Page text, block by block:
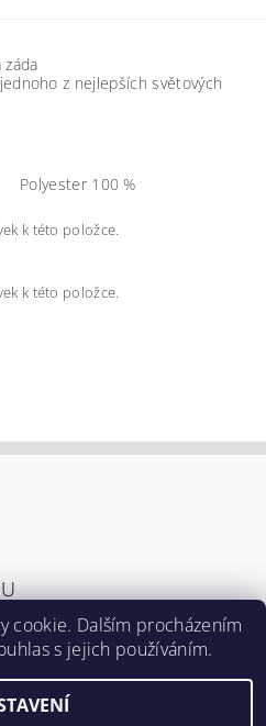
z nejlepších světových
Polyester 100 %
k této položce.
k této položce.
ochrany osobních
obchodu
cookie. Dalším procházením
s jejich používáním.